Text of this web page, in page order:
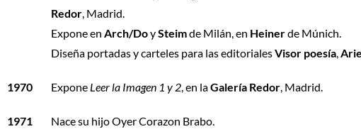
1970
1971
Redor, Madrid.
Expone en Arch/DoySteimde Milán, en Heinerde Múnich.
Diseña portadas y carteles para las editorialesVisor poesía,
Expone Leer la Imagen 1 y 2, en laGalería Redor, Madrid.
Nace su hijo Oyer Corazon Brabo.